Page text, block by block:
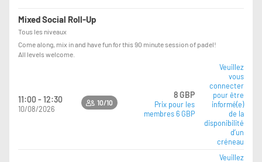
Mixed Social Roll-Up
Tous les niveaux
Come along, mix in and have fun for this 90 minute session of padel!
All levels welcome.
11:00 - 12:30
10/08/2026
10/10
8 GBP
Prix pour les
membres 6 GBP
Veuillez
vous
connecter
pour être
informé(e)
de la
disponibilité
d’un
créneau
Veuillez